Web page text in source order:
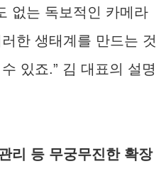
없는 독보적인 카메라
한 생태계를 만드는 것
있죠.” 김 대표의 설명
리 등 무궁무진한 확장